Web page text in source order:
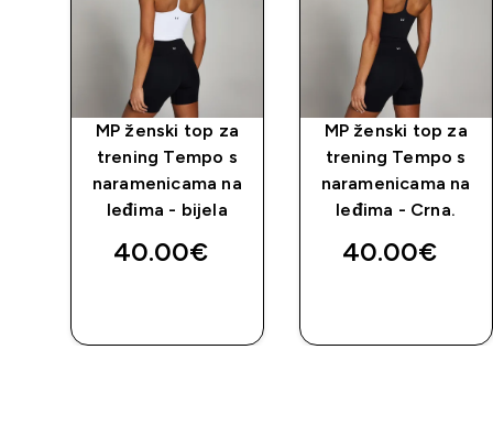
MP ženski top za
trening Tempo s
naramenicama na
leđima - bijela
40.00€‎
MP ženski top za
trening Tempo s
naramenicama na
leđima - Crna.
40.00€‎